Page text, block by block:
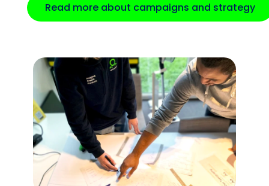
Read more about campaigns and strategy